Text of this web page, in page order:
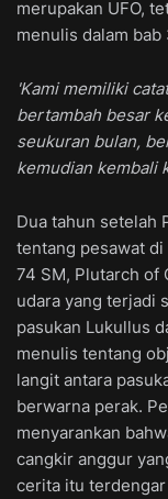
merupakan UFO,
menulis dalam
'Kami memiliki
bertambah besar
seukuran bulan,
kemudian kembali
Dua tahun setelah
tentang pesawat di
74 SM, Plutarch of
udara yang terjadi
pasukan Lukullus
menulis tentang
langit antara
berwarna perak.
menyarankan
cangkir anggur
cerita itu terdengar